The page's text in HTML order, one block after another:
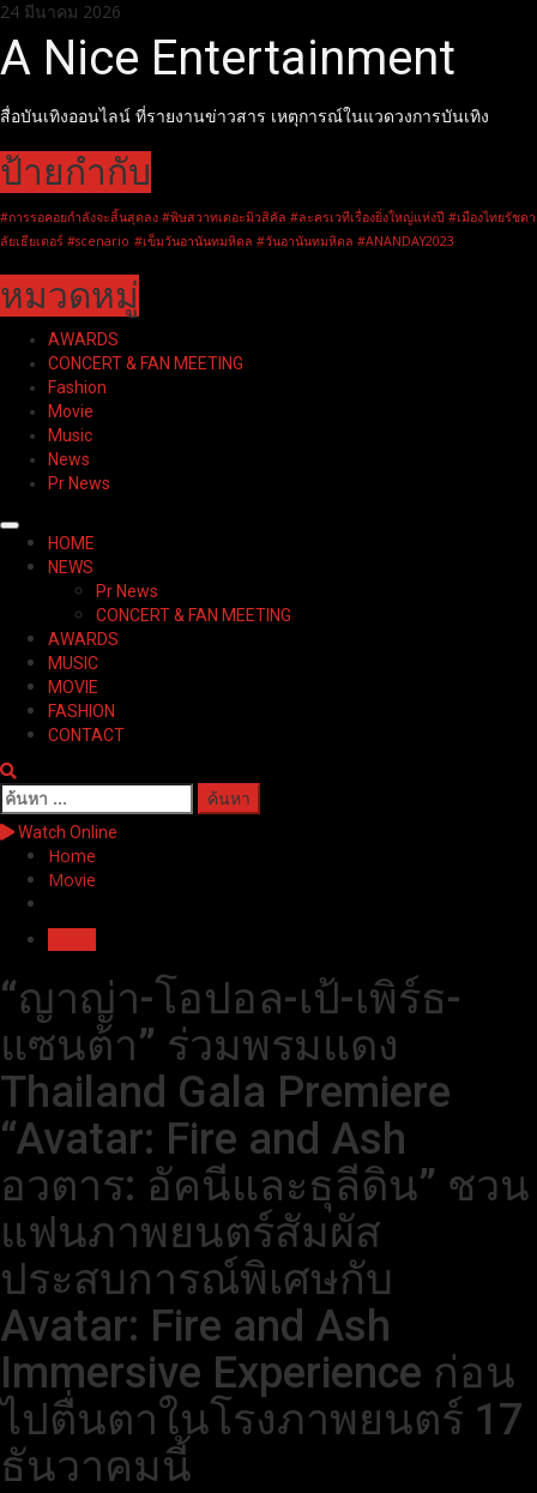
Skip
to
content
24 มีนาคม 2026
A Nice Entertainment
สื่อบันเทิงออนไลน์ ที่รายงานข่าวสาร เหตุการณ์ในแวดวงการบันเทิง
ป้ายกำกับ
#การรอคอยกำลังจะสิ้นสุดลง #พิษสวาทเดอะมิวสิคัล #ละครเวทีเรื่องยิ่งใหญ่แห่งปี #เมืองไทยรัชดา
ลัยเธียเตอร์ #scenario #เข็มวันอานันทมหิดล #วันอานันทมหิดล #ANANDAY2023
หมวดหมู่
AWARDS
CONCERT & FAN MEETING
Fashion
Movie
Music
News
Pr News
Primary
Menu
HOME
NEWS
Pr News
CONCERT & FAN MEETING
AWARDS
MUSIC
MOVIE
FASHION
CONTACT
ค้นหา
สำหรับ:
Watch Online
Home
Movie
“ญาญ่า-โอปอล-เป้-เพิร์ธ-
แซนต้า” ร่วมพรมแดง
Thailand Gala Premiere
“Avatar: Fire and Ash
อวตาร: อัคนีและธุลีดิน” ชวน
แฟนภาพยนตร์สัมผัส
ประสบการณ์พิเศษกับ
Avatar: Fire and Ash
Immersive Experience ก่อน
ไปตื่นตาในโรงภาพยนตร์ 17
ธันวาคมนี้